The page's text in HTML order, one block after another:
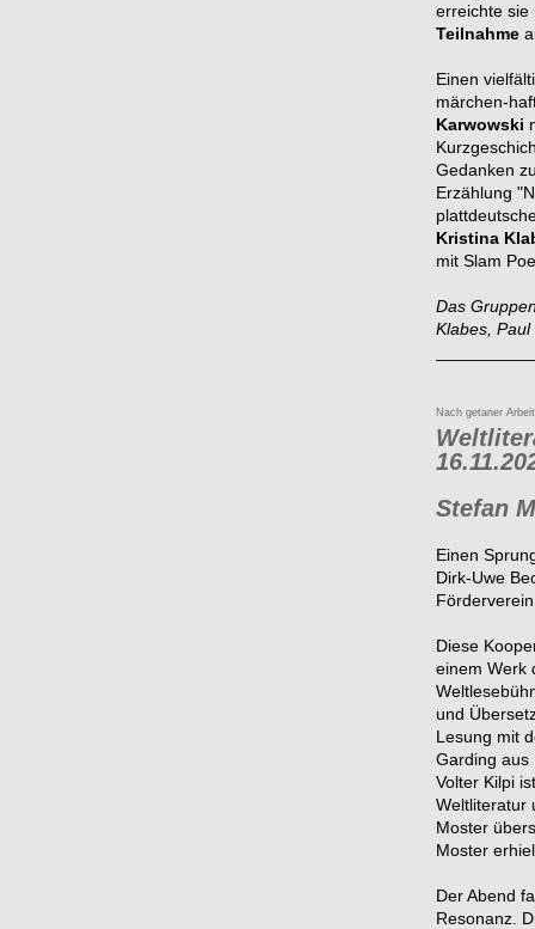
erreichte
Teilnahme
Einen
märchen-
Karwowski
Gedanken
Erzählung
Kristina
mit Slam
Das
Klabes,
Nach getaner
Stefan
Einen
Dirk-Uwe
Diese
einem Werk
und
Lesung mit
Garding aus
Volter Kilpi
Weltliteratur
Moster
Moster
Der Abend
Resonanz.